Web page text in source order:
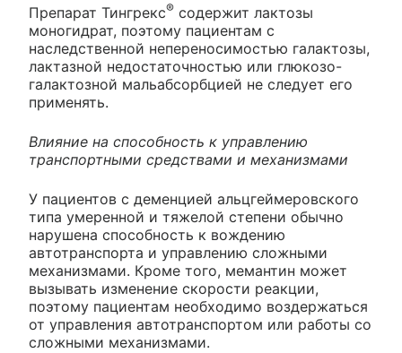
Препарат Тингрекс® содержит лактозы
моногидрат, поэтому пациентам с
наследственной непереносимостью галактозы,
лактазной недостаточностью или глюкозо-
галактозной мальабсорбцией не следует его
применять.
Влияние на способность к управлению
транспортными средствами и механизмами
У пациентов с деменцией альцгеймеровского
типа умеренной и тяжелой степени обычно
нарушена способность к вождению
автотранспорта и управлению сложными
механизмами. Кроме того, мемантин может
вызывать изменение скорости реакции,
поэтому пациентам необходимо воздержаться
от управления автотранспортом или работы со
сложными механизмами.